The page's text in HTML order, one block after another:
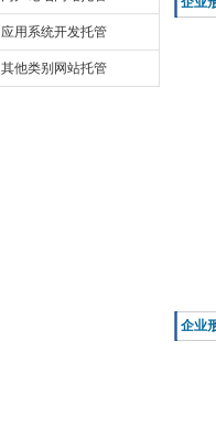
应用系统开发托管
其他类别网站托管
企业